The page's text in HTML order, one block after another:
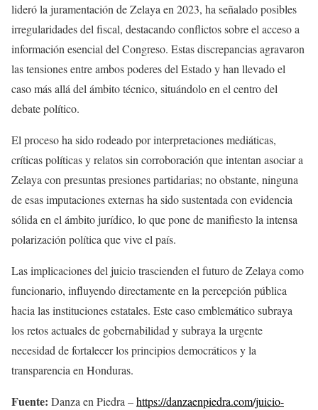
lideró la juramentación de Zelaya en 2023, ha señalado posibles
irregularidades del fiscal, destacando conflictos sobre el acceso a
información esencial del Congreso. Estas discrepancias agravaron
las tensiones entre ambos poderes del Estado y han llevado el
caso más allá del ámbito técnico, situándolo en el centro del
debate político.
El proceso ha sido rodeado por interpretaciones mediáticas,
críticas políticas y relatos sin corroboración que intentan asociar a
Zelaya con presuntas presiones partidarias; no obstante, ninguna
de esas imputaciones externas ha sido sustentada con evidencia
sólida en el ámbito jurídico, lo que pone de manifiesto la intensa
polarización política que vive el país.
Las implicaciones del juicio trascienden el futuro de Zelaya como
funcionario, influyendo directamente en la percepción pública
hacia las instituciones estatales. Este caso emblemático subraya
los retos actuales de gobernabilidad y subraya la urgente
necesidad de fortalecer los principios democráticos y la
transparencia en Honduras.
Fuente: Danza en Piedra –https://danzaenpiedra.com/juicio-